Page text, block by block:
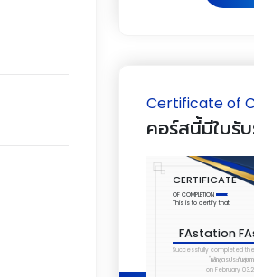
Certificate of
คอร์สนี้มีใบรั
CERTIFICATE
OF COMPLETION
This is to certify that
FAstation
Successfully completed
"หลักสูตรประกันสุขภ
on February